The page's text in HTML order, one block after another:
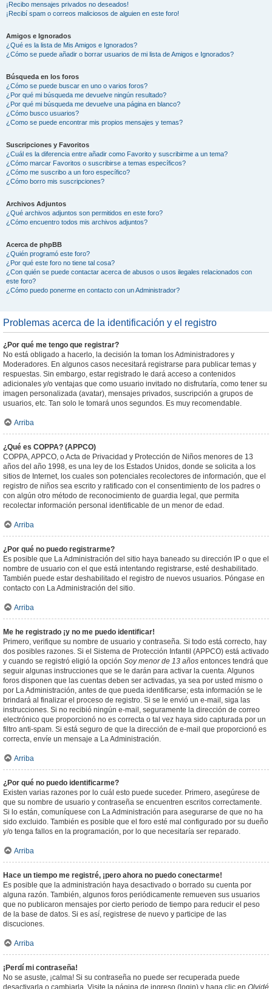
¡Recibo mensajes privados no deseados!
¡Recibí spam o correos maliciosos de alguien en este foro!
Amigos e Ignorados
¿Qué es la lista de Mis Amigos e Ignorados?
¿Cómo se puede añadir o borrar usuarios de mi lista de Amigos e Ignorados?
Búsqueda en los foros
¿Cómo se puede buscar en uno o varios foros?
¿Por qué mi búsqueda me devuelve ningún resultado?
¿Por qué mi búsqueda me devuelve una página en blanco?
¿Cómo busco usuarios?
¿Como se puede encontrar mis propios mensajes y temas?
Suscripciones y Favoritos
¿Cuál es la diferencia entre añadir como Favorito y suscribirme a un tema?
¿Cómo marcar Favoritos o suscribirse a temas específicos?
¿Cómo me suscribo a un foro específico?
¿Cómo borro mis suscripciones?
Archivos Adjuntos
¿Qué archivos adjuntos son permitidos en este foro?
¿Cómo encuentro todos mis archivos adjuntos?
Acerca de phpBB
¿Quién programó este foro?
¿Por qué este foro no tiene tal cosa?
¿Con quién se puede contactar acerca de abusos o usos ilegales relacionados con
este foro?
¿Cómo puedo ponerme en contacto con un Administrador?
Problemas acerca de la identificación y el registro
¿Por qué me tengo que registrar?
No está obligado a hacerlo, la decisión la toman los Administradores y
Moderadores. En algunos casos necesitará registrarse para publicar temas y
respuestas. Sin embargo, estar registrado le dará acceso a contenidos
adicionales y/o ventajas que como usuario invitado no disfrutaría, como tener su
imagen personalizada (avatar), mensajes privados, suscripción a grupos de
usuarios, etc. Tan solo le tomará unos segundos. Es muy recomendable.
Arriba
¿Qué es COPPA? (APPCO)
COPPA, APPCO, o Acta de Privacidad y Protección de Niños menores de 13
años del año 1998, es una ley de los Estados Unidos, donde se solicita a los
sitios de Internet, los cuales son potenciales recolectores de información, que el
registro de niños sea escrito y ratificado con el consentimiento de los padres o
con algún otro método de reconocimiento de guardia legal, que permita
recolectar información personal identificable de un menor de edad.
Arriba
¿Por qué no puedo registrarme?
Es posible que La Administración del sitio haya baneado su dirección IP o que el
nombre de usuario con el que está intentando registrarse, esté deshabilitado.
También puede estar deshabilitado el registro de nuevos usuarios. Póngase en
contacto con La Administración del sitio.
Arriba
Me he registrado ¡y no me puedo identificar!
Primero, verifique su nombre de usuario y contraseña. Si todo está correcto, hay
dos posibles razones. Si el Sistema de Protección Infantil (APPCO) está activado
y cuando se registró eligió la opción Soy menor de 13 años entonces tendrá que
seguir algunas instrucciones que se le darán para activar la cuenta. Algunos
foros disponen que las cuentas deben ser activadas, ya sea por usted mismo o
por La Administración, antes de que pueda identificarse; esta información se le
brindará al finalizar el proceso de registro. Si se le envió un e-mail, siga las
instrucciones. Si no recibió ningún e-mail, seguramente la dirección de correo
electrónico que proporcionó no es correcta o tal vez haya sido capturada por un
filtro anti-spam. Si está seguro de que la dirección de e-mail que proporcionó es
correcta, envíe un mensaje a La Administración.
Arriba
¿Por qué no puedo identificarme?
Existen varias razones por lo cuál esto puede suceder. Primero, asegúrese de
que su nombre de usuario y contraseña se encuentren escritos correctamente.
Si lo están, comuníquese con La Administración para asegurarse de que no ha
sido excluido. También es posible que el foro esté mal configurado por su dueño
y/o tenga fallos en la programación, por lo que necesitaría ser reparado.
Arriba
Hace un tiempo me registré, ¡pero ahora no puedo conectarme!
Es posible que la administración haya desactivado o borrado su cuenta por
alguna razón. También, algunos foros periódicamente remueven sus usuarios
que no publicaron mensajes por cierto periodo de tiempo para reducir el peso
de la base de datos. Si es así, registrese de nuevo y participe de las
discuciones.
Arriba
¡Perdí mi contraseña!
No se asuste, ¡calma! Si su contraseña no puede ser recuperada puede
desactivarla o cambiarla. Visite la página de ingreso (login) y haga clic en Olvidé